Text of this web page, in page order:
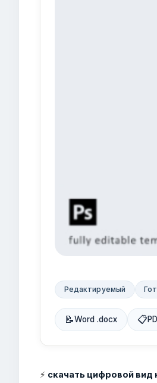
Редактируемый
📝Word .docx 📋
⚡ скачать цифровой вид